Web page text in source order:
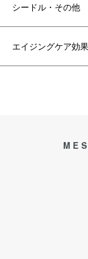
シードル・その他
エイジングケア効